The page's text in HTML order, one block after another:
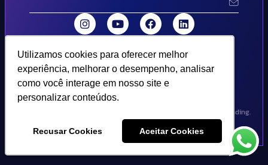
Utilizamos cookies para oferecer melhor
experiência, melhorar o desempenho, analisar
como você interage em nosso site e
personalizar conteúdos.
Recusar Cookies Aceitar Cookies
Utilizamos cookies para oferecer melhor
experiência, melhorar o desempenho, analisar
como você interage em nosso site e
personalizar conteúdos.
Recusar Cookies Aceitar Cookies
© 2024 SIEG Soluções Fiscais Estratégicas. Todos os direitos
reservados | Termos de uso e política de privacidade..
Design por Empória Branding.